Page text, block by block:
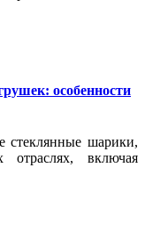
особенности
стеклянные шарики,
отраслях, включая